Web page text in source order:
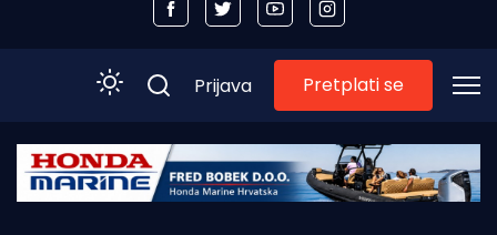
Početna
Prijava Pretplati se